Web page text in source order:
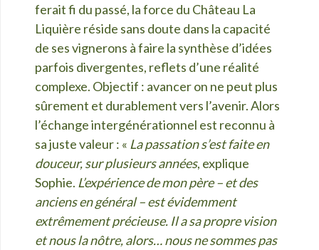
ferait fi du passé, la force du Château La
Liquière réside sans doute dans la capacité
de ses vignerons à faire la synthèse d’idées
parfois divergentes, reflets d’une réalité
complexe. Objectif : avancer on ne peut plus
sûrement et durablement vers l’avenir. Alors
l’échange intergénérationnel est reconnu à
sa juste valeur : « La passation s’est faite en
douceur, sur plusieurs années, explique
Sophie. L’expérience de mon père – et des
anciens en général – est évidemment
extrêmement précieuse. Il a sa propre vision
et nous la nôtre, alors… nous ne sommes pas